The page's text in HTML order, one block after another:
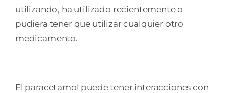
utilizando, ha utilizado recientemente o
pudiera tener que utilizar cualquier otro
medicamento.
El paracetamol puede tener interacciones con